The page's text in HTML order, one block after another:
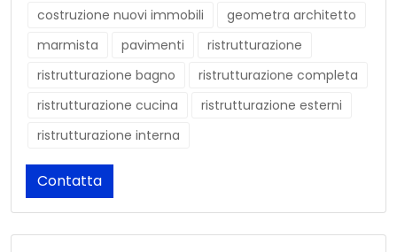
costruzione nuovi immobili
geometra architetto
marmista
pavimenti
ristrutturazione
ristrutturazione bagno
ristrutturazione completa
ristrutturazione cucina
ristrutturazione esterni
ristrutturazione interna
Contatta